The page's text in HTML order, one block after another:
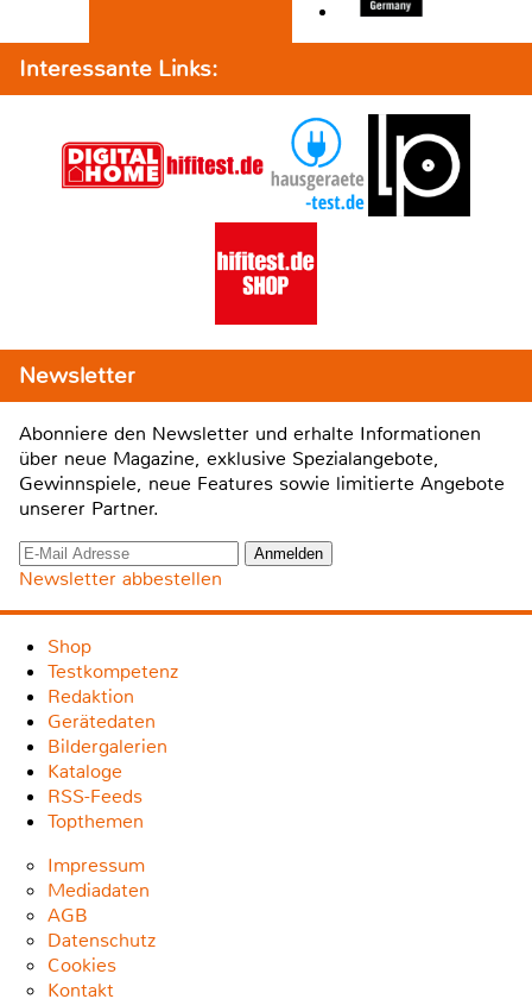
Interessante Links:
Newsletter
Abonniere den Newsletter und erhalte Informationen
über neue Magazine, exklusive Spezialangebote,
Gewinnspiele, neue Features sowie limitierte Angebote
unserer Partner.
Newsletter abbestellen
Shop
Testkompetenz
Redaktion
Gerätedaten
Bildergalerien
Kataloge
RSS-Feeds
Topthemen
Impressum
Mediadaten
AGB
Datenschutz
Cookies
Kontakt